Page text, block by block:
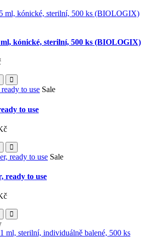
kónické, sterilní, 500 ks (BIOLOGIX)
Sale
to use
Sale
ready to use